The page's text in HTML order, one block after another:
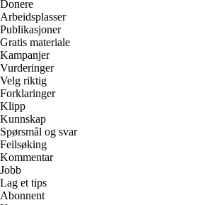
Donere
Arbeidsplasser
Publikasjoner
Gratis materiale
Kampanjer
Vurderinger
Velg riktig
Forklaringer
Klipp
Kunnskap
Spørsmål og svar
Feilsøking
Kommentar
Jobb
Lag et tips
Abonnent